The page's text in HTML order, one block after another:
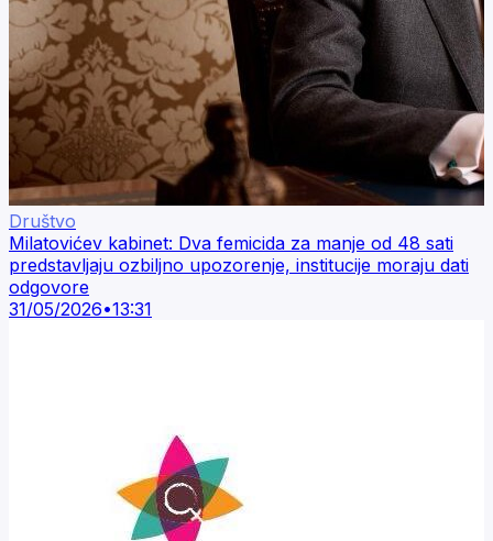
Društvo
Milatovićev kabinet: Dva femicida za manje od 48 sati
predstavljaju ozbiljno upozorenje, institucije moraju dati
odgovore
31/05/2026•13:31